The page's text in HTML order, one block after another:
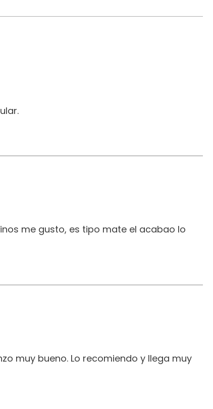
me gusto, es tipo mate el acabao lo
muy bueno. Lo recomiendo y llega muy